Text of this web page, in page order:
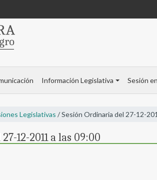
Información Legislativa Sesión
Legislativas / Sesión Ordinaria del 27-12-
12-2011 a las 09:00